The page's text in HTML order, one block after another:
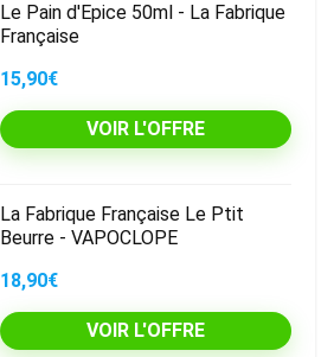
Le Pain d'Epice 50ml - La Fabrique
Française
15,90€
VOIR L'OFFRE
La Fabrique Française Le Ptit
Beurre - VAPOCLOPE
18,90€
VOIR L'OFFRE